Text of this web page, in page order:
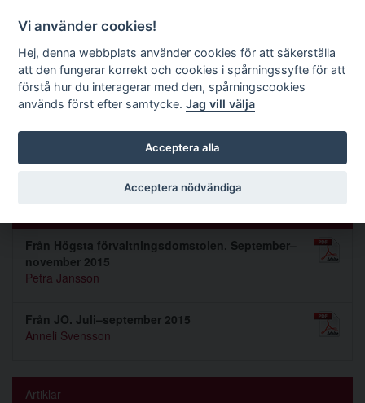
Förvaltningsrättslig tidskrift
Sök
Nummer 2016 1
Från Högsta förvaltningsdomstolen. September–
november 2015
Petra Jansson
Från JO. Juli–september 2015
Anneli Svensson
Artiklar
Vi använder cookies!
Hej, denna webbplats använder cookies för att säkerställa
att den fungerar korrekt och cookies i spårningssyfte för att
förstå hur du interagerar med den, spårningscookies
används först efter samtycke.Jag vill välja
Acceptera alla
Acceptera nödvändiga